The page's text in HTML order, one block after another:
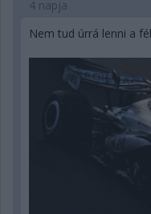
4 napja
Nem tud úrrá lenni a